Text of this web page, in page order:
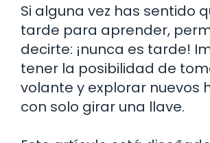
Si alguna vez has sentido
tarde para aprender,
decirte: ¡nunca es tarde!
tener la posibilidad de
volante y explorar nuevos
con solo girar una llave.